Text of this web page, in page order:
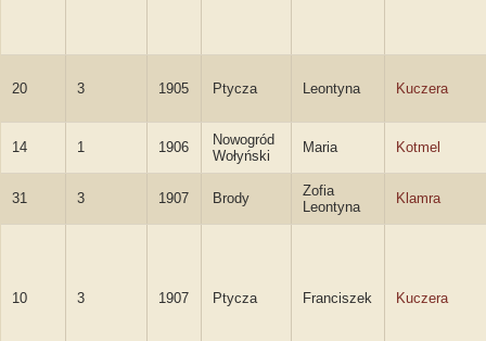
20 3 1905 Ptycza Leontyna Kuczera
14 1 1906
Nowogród
Wołyński
Maria Kotmel
31 3 1907 Brody
Zofia
Leontyna
Klamra
10 3 1907 Ptycza Franciszek Kuczera